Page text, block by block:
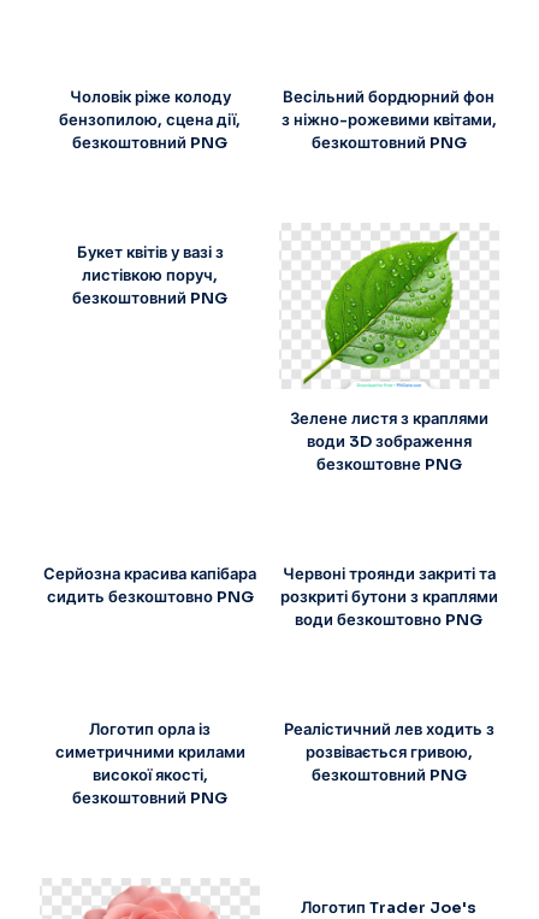
Чоловік ріже колоду
бензопилою, сцена дії,
безкоштовний PNG
Весільний бордюрний фон
з ніжно-рожевими квітами,
безкоштовний PNG
Букет квітів у вазі з
листівкою поруч,
безкоштовний PNG
Зелене листя з краплями
води 3D зображення
безкоштовне PNG
Серйозна красива капібара
сидить безкоштовно PNG
Червоні троянди закриті та
розкриті бутони з краплями
води безкоштовно PNG
Логотип орла із
симетричними крилами
високої якості,
безкоштовний PNG
Реалістичний лев ходить з
розвівається гривою,
безкоштовний PNG
Логотип Trader Joe's